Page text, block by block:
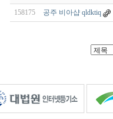
158175 공주 비아샵 qldktiq